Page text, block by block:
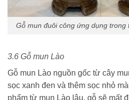
Gỗ mun đuôi công ứng dụng
3.6 Gỗ mun Lào
Gỗ mun Lào nguồn gốc từ cây
sọc xanh đen và thêm sọc nhỏ
phẩm từ mun Lào lâu, gỗ sẽ mất